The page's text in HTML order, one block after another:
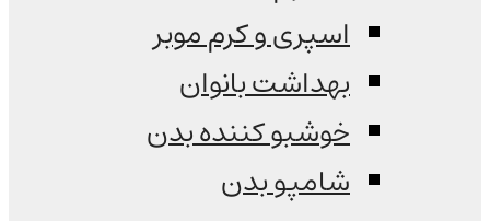
اسپری و کرم موبر
بهداشت بانوان
خوشبو کننده بدن
شامپو بدن